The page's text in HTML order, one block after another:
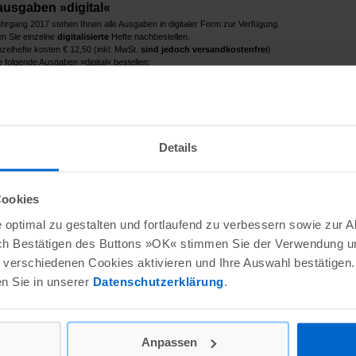
Details
zu gestalten und fortlaufend zu verbessern sowie zur
Bestätigen des Buttons »OK« stimmen Sie der Verwendung
Cookies aktivieren und Ihre Auswahl bestätigen.
Sie in unserer Datenschutzerklärung
Anpassen
»digital«
2017 stehen Ihnen alle Ausgaben in digitaler Form zur Verfügung.
Sie einzelne digitalisierteHefte nachbestellen.
kosten € 12,50 (inkl. MwSt. sind jedoch versandkostenfrei)
folgende Ausgaben »digital« bestellen:
zzgl. Versandkosten für Printausgaben
*
Herr Frau keine Angabe*